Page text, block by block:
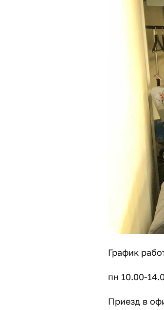
График
пн 10.00-
Приезд в